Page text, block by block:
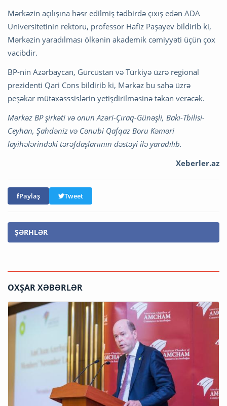
Mərkəzin açılışına həsr edilmiş tədbirdə çıxış edən ADA
Universitetinin rektoru, professor Hafiz Paşayev bildirib ki,
Mərkəzin yaradılması ölkənin akademik cəmiyyəti üçün çox
vacibdir.
BP-nin Azərbaycan, Gürcüstan və Türkiyə üzrə regional
prezidenti Qari Cons bildirib ki, Mərkəz bu sahə üzrə
peşəkar mütəxəsssislərin yetişdirilməsinə təkan verəcək.
Mərkəz BP şirkəti və onun Azəri-Çıraq-Günəşli, Bakı-Tbilisi-
Ceyhan, Şahdəniz və Cənubi Qafqaz Boru Kəməri
layihələrindəki tərəfdaşlarıının dəstəyi ilə yaradılıb.
Xeberler.az
Paylaş Tweet
ŞƏRHLƏR
OXŞAR XƏBƏRLƏR